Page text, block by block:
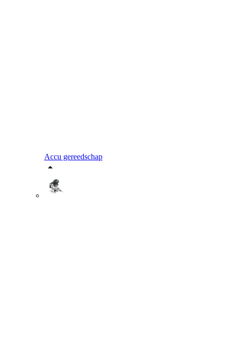
Accu gereedschap